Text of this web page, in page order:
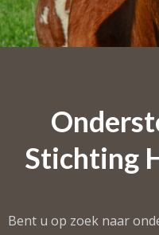
Stichting
Bent u op zoek naar